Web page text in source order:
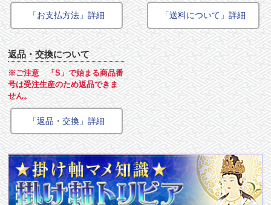
「お支払方法」詳細 「送料について」詳細
返品・交換について
※ご注意 「S」で始まる商品番
号は受注生産のため返品できま
せん。
「返品・交換」詳細